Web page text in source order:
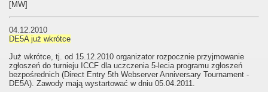
[MW]
04.12.2010
DE5A już wkrótce
Już wkrótce, tj. od 15.12.2010 organizator rozpocznie przyjmowanie
zgłoszeń do turnieju ICCF dla uczczenia 5-lecia programu zgłoszeń
bezpośrednich (Direct Entry 5th Webserver Anniversary Tournament -
DE5A). Zawody mają wystartować w dniu 05.04.2011.